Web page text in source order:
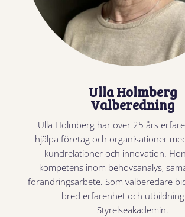
Ulla Holmberg
Valberedning
Ulla Holmberg har över 25 års
hjälpa företag och organisationer
kundrelationer och innovation.
kompetens inom behovsanalys,
förändringsarbete. Som valberedare
bred erfarenhet och
Styrelseakademin.